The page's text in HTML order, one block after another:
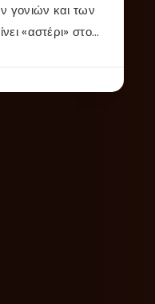
γονιών και των
«αστέρι» στο…